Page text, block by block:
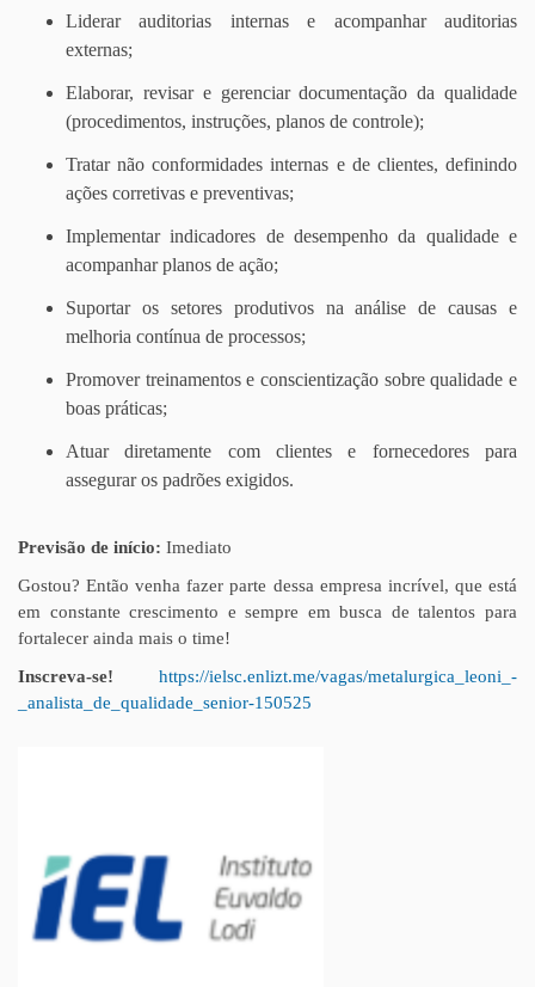
Liderar auditorias internas e acompanhar auditorias
externas;
Elaborar, revisar e gerenciar documentação da qualidade
(procedimentos, instruções, planos de controle);
Tratar não conformidades internas e de clientes, definindo
ações corretivas e preventivas;
Implementar indicadores de desempenho da qualidade e
acompanhar planos de ação;
Suportar os setores produtivos na análise de causas e
melhoria contínua de processos;
Promover treinamentos e conscientização sobre qualidade e
boas práticas;
Atuar diretamente com clientes e fornecedores para
assegurar os padrões exigidos.
Previsão de início: Imediato
Gostou? Então venha fazer parte dessa empresa incrível, que está
em constante crescimento e sempre em busca de talentos para
fortalecer ainda mais o time!
Inscreva-se! https://ielsc.enlizt.me/vagas/metalurgica_leoni_-
_analista_de_qualidade_senior-150525